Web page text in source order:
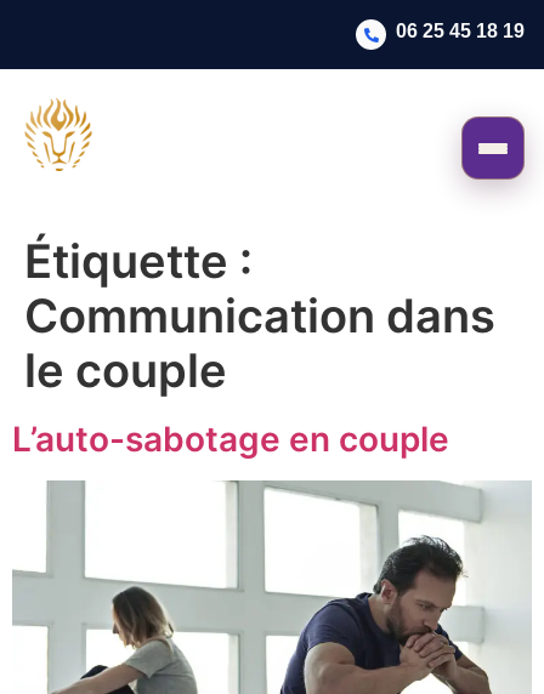
06 25 45 18 19
Étiquette :
Communication dans
le couple
L’auto-sabotage en couple